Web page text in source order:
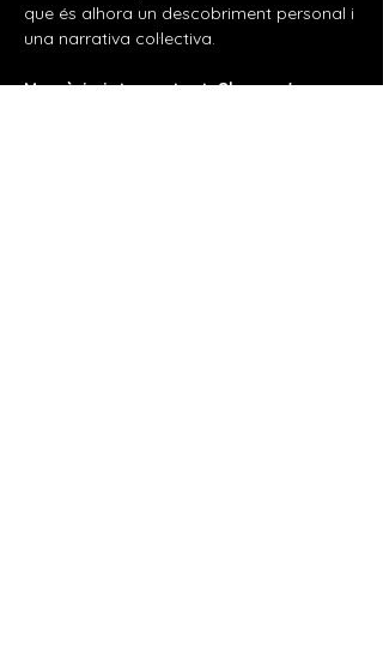
que és alhora un descobriment personal i
una narrativa col·lectiva.
Memòria intersectant, Shayma'